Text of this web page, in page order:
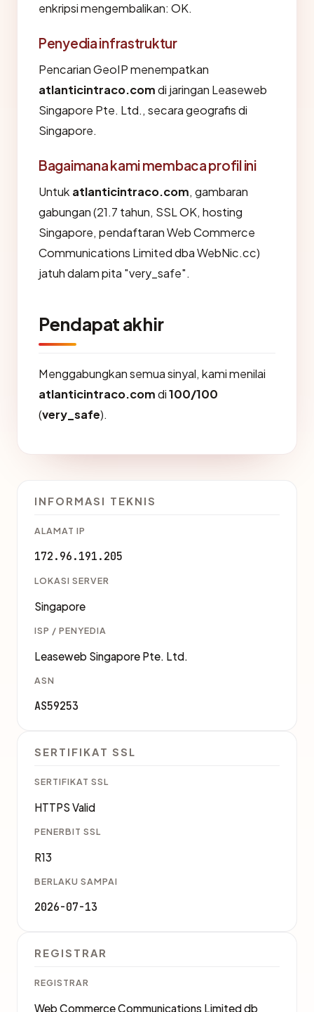
enkripsi mengembalikan: OK.
Penyedia infrastruktur
Pencarian GeoIP menempatkan
atlanticintraco.comdi jaringan Leaseweb
Singapore Pte. Ltd., secara geografis di
Singapore.
Bagaimana kami membaca profil ini
Untuk atlanticintraco.com, gambaran
gabungan (21.7 tahun, SSL OK, hosting
Singapore, pendaftaran Web Commerce
Communications Limited dba WebNic.cc)
jatuh dalam pita "very_safe".
Pendapat akhir
Menggabungkan semua sinyal, kami menilai
atlanticintraco.comdi100/100
(very_safe).
INFORMASI TEKNIS
ALAMAT IP
172.96.191.205
LOKASI SERVER
Singapore
ISP / PENYEDIA
Leaseweb Singapore Pte. Ltd.
ASN
AS59253
SERTIFIKAT SSL
SERTIFIKAT SSL
HTTPS Valid
PENERBIT SSL
R13
BERLAKU SAMPAI
2026-07-13
REGISTRAR
REGISTRAR
Web Commerce Communications Limited db